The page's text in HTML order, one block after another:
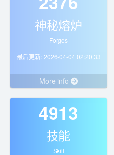
神秘熔炉
Forges
最后更新: 2026-04-04 02:20:33
More info
4913
技能
Skill